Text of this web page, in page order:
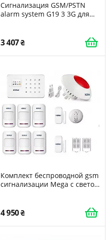
Сигнализация GSM/PSTN
alarm system G19 3 3G для
3 407
Комплект беспроводной gsm
сигнализации Mega с свето-
4 950